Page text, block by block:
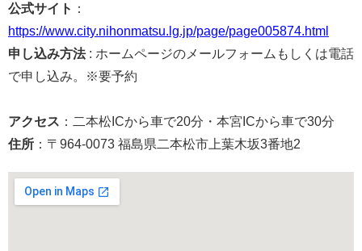
公式サイト ：
https://www.city.nihonmatsu.lg.jp/page/page005874.html
申し込み方法: ホームページのメールフォームもしくは電話
で申し込み。※要予約
アクセス ：二本松ICから車で20分・本宮ICから車で30分
住所 ：〒964-0073 福島県二本松市上葉木坂3番地2